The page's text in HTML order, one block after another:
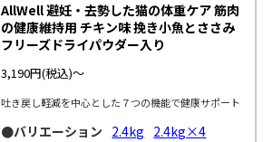
AllWell 避妊・去勢した猫の体重ケア 筋肉
の健康維持用 チキン味 挽き小魚とささみ
フリーズドライパウダー入り
3,190円(税込)～
吐き戻し軽減を中心とした７つの機能で健康サポート
●バリエーション 2.4kg 2.4kg×4